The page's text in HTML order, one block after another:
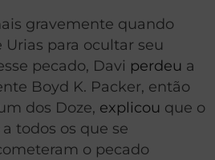
gravemente quando
para ocultar seu
pecado, Davi perdeu a
Boyd K. Packer, então
dos Doze, explicou que o
todos os que se
o pecado